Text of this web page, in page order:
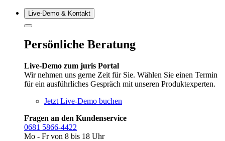
Live‑Demo & Kontakt
Persönliche Beratung
Live-Demo zum juris Portal
Wir nehmen uns gerne Zeit für Sie. Wählen Sie einen Termin
für ein ausführliches Gespräch mit unseren Produktexperten.
Jetzt Live-Demo buchen
Fragen an den Kundenservice
0681 5866-4422
Mo - Fr von 8 bis 18 Uhr